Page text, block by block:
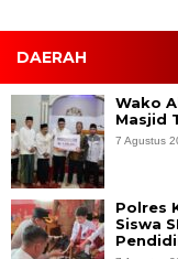
DAERAH
Wako
Masjid
7 Agustus
Polres
Siswa